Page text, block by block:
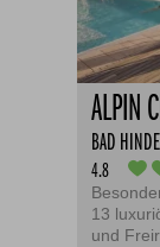
ALPIN
BAD
4.8
13
und